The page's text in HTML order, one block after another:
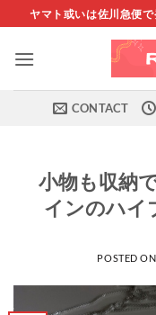
to
content
ヤマト或いは佐川急便
CONTACT
小物も収納
インのハイ
POSTED ON